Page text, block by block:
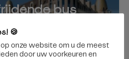
bus
Binnenkort
🍪
onze website om u de meest
door uw voorkeuren en